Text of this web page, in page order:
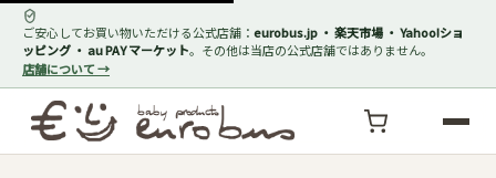
ご安心してお買い物いただける公式店舗： eurobus.jp ・ 楽天市場 ・ Yahoo!ショ
ッピング ・ au PAY マーケット。その他は当店の公式店舗ではありません。
店舗について →